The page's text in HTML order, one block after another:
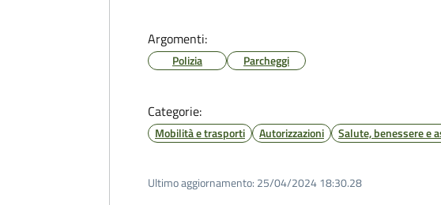
Argomenti:
Polizia Parcheggi
Categorie:
Mobilità e trasporti Autorizzazioni Salute, benessere e
Ultimo aggiornamento: 25/04/2024 18:30.28